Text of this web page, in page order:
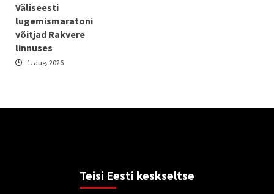
Väliseesti
lugemismaratoni
võitjad Rakvere
linnuses
1. aug. 2026
Teisi Eesti keskseltse